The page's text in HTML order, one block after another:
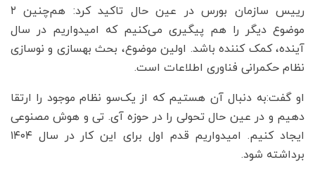
رییس سازمان بورس در عین حال تاکید کرد: هم‌چنین ۲
موضوع دیگر را هم پیگیری می‌کنیم که امیدواریم در سال
آینده، کمک کننده باشد. اولین موضوع، بحث بهسازی و نوسازی
نظام حکمرانی فناوری اطلاعات است.
او گفت:به دنبال آن هستیم که از یک‌سو نظام‌ موجود را ارتقا
دهیم و در عین حال تحولی را در حوزه آی. تی و هوش مصنوعی
ایجاد کنیم. امیدواریم قدم اول برای این کار در سال ۱۴۰۴
برداشته شود.